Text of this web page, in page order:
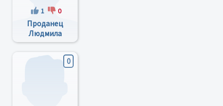
1 0
Проданец
Людмила
Васильевна
0